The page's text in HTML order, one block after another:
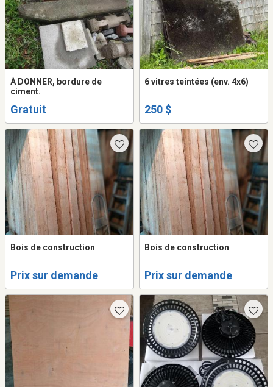
À DONNER, bordure de
ciment.
Gratuit
6 vitres teintées (env. 4x6)
250 $
Bois de construction
Prix sur demande
Bois de construction
Prix sur demande